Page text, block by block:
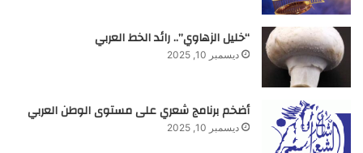
“خليل الزهاوي”.. رائد الخط العربي
ديسمبر 10, 2025
أضخم برنامج شعري على مستوى الوطن العربي
ديسمبر 10, 2025